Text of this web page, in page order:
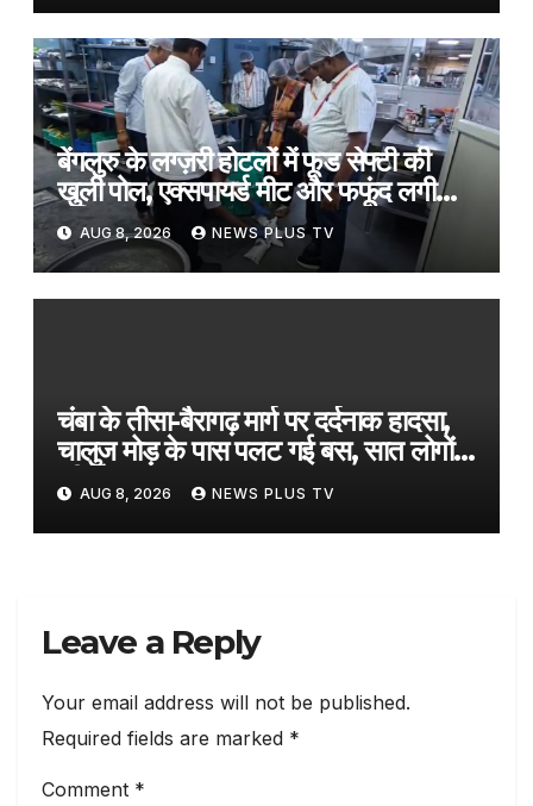
बेंगलुरु के लग्ज़री होटलों में फूड सेफ्टी की
खुली पोल, एक्सपायर्ड मीट और फफूंद लगी
सब्ज़ियां ज़ब्त​on August 8, 2026 at
3:12 am
AUG 8, 2026 NEWS PLUS TV
चंबा के तीसा-बैरागढ़ मार्ग पर दर्दनाक हादसा,
चालुज मोड़ के पास पलट गई बस, सात लोगों
की मौत​on August 8, 2026 at 4:18
am
AUG 8, 2026 NEWS PLUS TV
Leave a Reply
Your email address will not be published.
Required fields are marked *
Comment *